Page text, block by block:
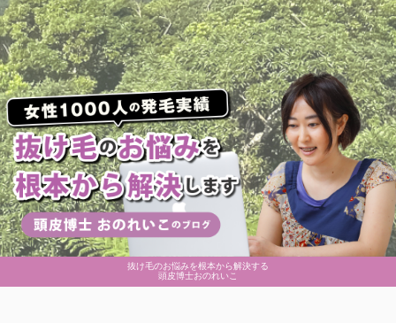
抜け毛のお悩みを根本から解決する
頭皮博士おのれいこ